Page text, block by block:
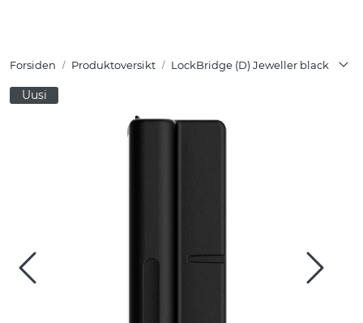
Forsiden Produktoversikt LockBridge (D) Jeweller black
Uusi
Tuotteet